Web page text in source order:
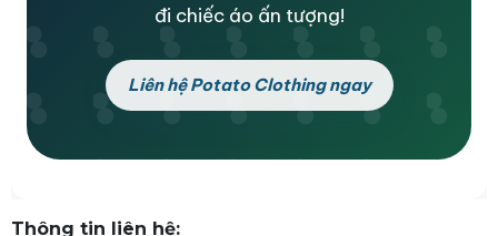
đi chiếc áo ấn tượng!
Liên hệ Potato Clothing ngay
Thông tin liên hệ: